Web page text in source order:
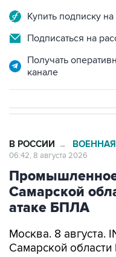
Купить подписку
Подписаться на
Получать
канале
В РОССИИ →
06:42, 8 августа 2026
Самарской
атаке БПЛА
Москва. 8 августа.
Самарской